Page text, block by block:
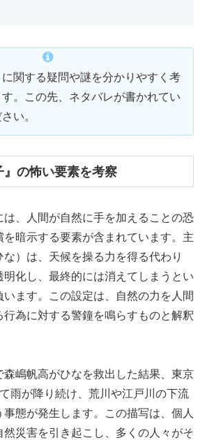
関する疑問や謎を分かりやすく考
。この先、ネタバレが書かれてい
い。
』の怖い要素を考察
は、人間が自然に手を加えることの恐
を暗示する要素が含まれています。主
な）は、天候を操る力を得る代わり
明化し、最終的には消えてしまうとい
います。この設定は、自然の力を人間
行為に対する警鐘を鳴らすものと解釈
森嶋帆高がひなを救出した結果、東京
雨が降り続け、荒川や江戸川の下流
態が発生します。この描写は、個人
災害を引き起こし、多くの人々がそ